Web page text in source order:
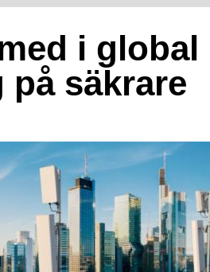
i global
på säkrare